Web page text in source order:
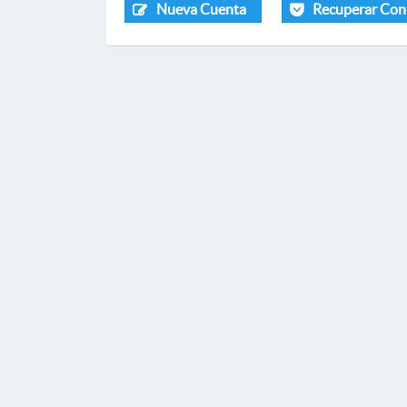
Nueva Cuenta Recuperar